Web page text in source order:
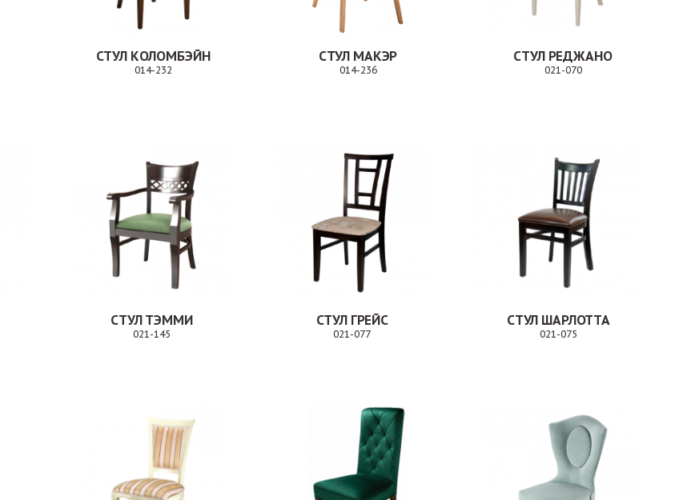
СТУЛ КОЛОМБЭЙН
014-232
СТУЛ МАКЭР
014-236
СТУЛ РЕДЖАНО
021-070
СТУЛ ТЭММИ
021-145
СТУЛ ГРЕЙС
021-077
СТУЛ ШАРЛОТТА
021-075